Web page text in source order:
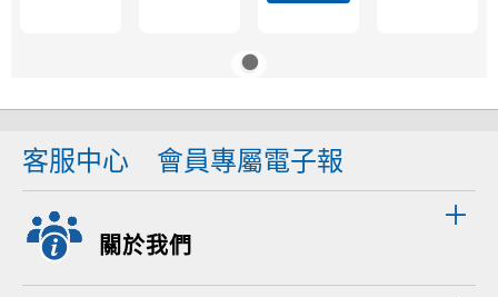
客服中心 會員專屬電子報
關於我們